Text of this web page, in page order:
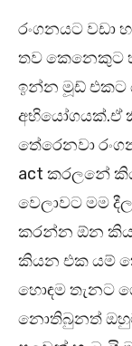
රංගනයට වඩා
තව කෙනෙකුට
ඉන්න මූඩ්
අභියෝගයක්.ඒ
තේරෙනවා
act කරලනේ
වෙලාවට මම
කරන්න ඕන
කියන එක යම්
හොඳම තැනට
නොතිබුනත්